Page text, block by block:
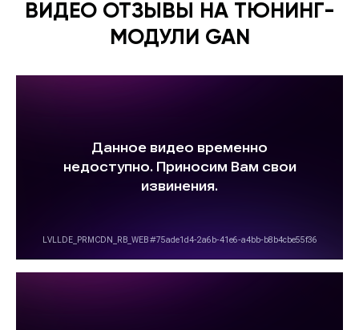
ВИДЕО ОТЗЫВЫ НА ТЮНИНГ-
МОДУЛИ GAN